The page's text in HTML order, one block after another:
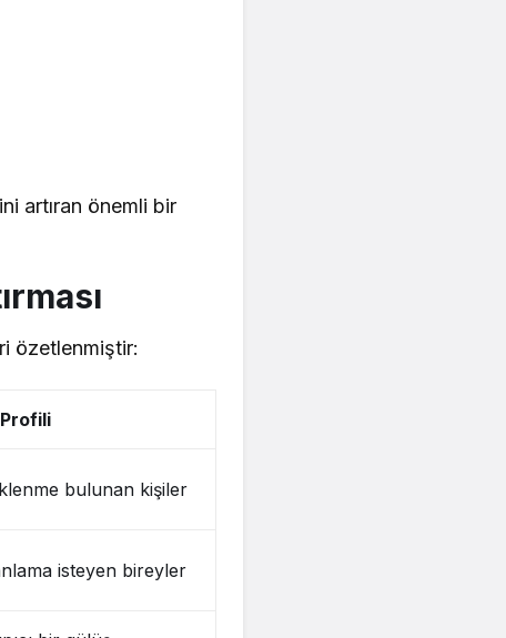
artıran önemli bir
özetlenmiştir:
bulunan kişiler
isteyen bireyler